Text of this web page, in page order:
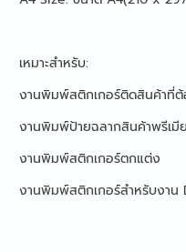
เหมาะสำหรับ:
งานพิมพ์สติกเกอร์ติดสินค้าที่ต้
งานพิมพ์ป้ายฉลากสินค้าพรีเมี
งานพิมพ์สติกเกอร์ตกแต่ง
งานพิมพ์สติกเกอร์สำหรับงาน